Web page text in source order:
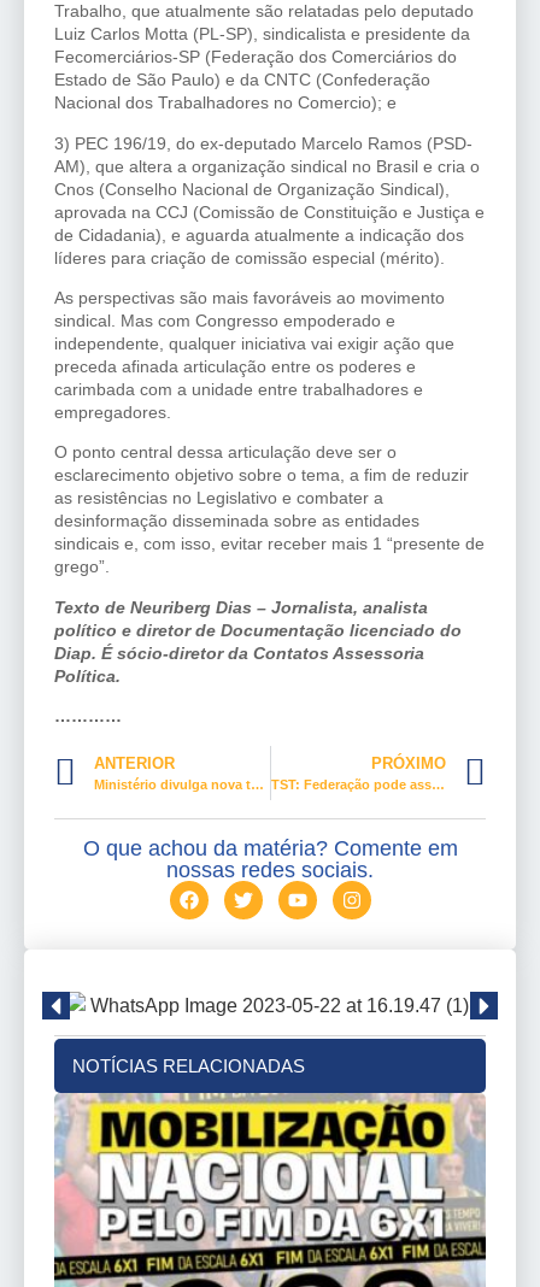
Trabalho, que atualmente são relatadas pelo deputado
Luiz Carlos Motta (PL-SP), sindicalista e presidente da
Fecomerciários-SP (Federação dos Comerciários do
Estado de São Paulo) e da CNTC (Confederação
Nacional dos Trabalhadores no Comercio); e
3) PEC 196/19, do ex-deputado Marcelo Ramos (PSD-
AM), que altera a organização sindical no Brasil e cria o
Cnos (Conselho Nacional de Organização Sindical),
aprovada na CCJ (Comissão de Constituição e Justiça e
de Cidadania), e aguarda atualmente a indicação dos
líderes para criação de comissão especial (mérito).
As perspectivas são mais favoráveis ao movimento
sindical. Mas com Congresso empoderado e
independente, qualquer iniciativa vai exigir ação que
preceda afinada articulação entre os poderes e
carimbada com a unidade entre trabalhadores e
empregadores.
O ponto central dessa articulação deve ser o
esclarecimento objetivo sobre o tema, a fim de reduzir
as resistências no Legislativo e combater a
desinformação disseminada sobre as entidades
sindicais e, com isso, evitar receber mais 1 “presente de
grego”.
Texto de Neuriberg Dias – Jornalista, analista
político e diretor de Documentação licenciado do
Diap. É sócio-diretor da Contatos Assessoria
Política.
…………
ANTERIOR
Ministério divulga nova tabela do seguro desemprego
PRÓXIMO
TST: Federação pode assinar acordo coletivo se sindicato não negociar
O que achou da matéria? Comente em
nossas redes sociais.
NOTÍCIAS RELACIONADAS